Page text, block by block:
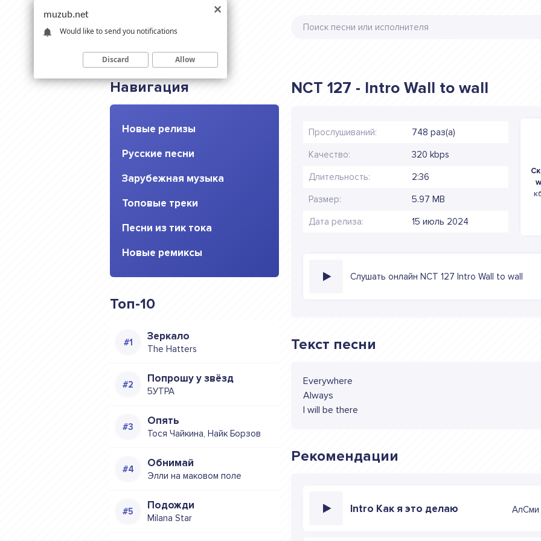
Навигация
Новые релизы
Русские песни
Зарубежная музыка
Топовые треки
Песни из тик тока
Новые ремиксы
Топ-10
Зеркало
The Hatters
Попрошу у звёзд
5УТРА
Опять
Тося Чайкина, Найк Борзов
Обнимай
Элли на маковом поле
Подожди
Milana Star
NCT 127 - Intro Wall to wall
Прослушиваний: 748 раз(а)
Качество: 320 kbps
Длительность: 2:36
Размер: 5.97 MB
Дата релиза: 15 июль 2024
Слушать онлайн NCT 127 Intro Wall to wall
Текст песни
Everywhere
Always
I will be there
Рекомендации
Intro Как я это делаю АлСми
muzub.net
Would like to send you notifications
Discard Allow